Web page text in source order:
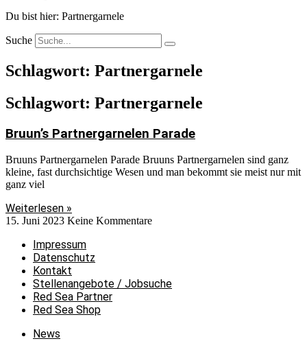
Du bist hier: Partnergarnele
Suche
Schlagwort: Partnergarnele
Schlagwort: Partnergarnele
Bruun’s Partnergarnelen Parade
Bruuns Partnergarnelen Parade Bruuns Partnergarnelen sind ganz
kleine, fast durchsichtige Wesen und man bekommt sie meist nur mit
ganz viel
Weiterlesen »
15. Juni 2023 Keine Kommentare
Impressum
Datenschutz
Kontakt
Stellenangebote / Jobsuche
Red Sea Partner
Red Sea Shop
News